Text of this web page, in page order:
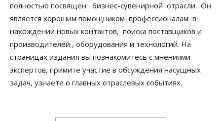
полностью посвящен бизнес-сувенирной отрасли. Он
является хорошим помощником профессионалам в
нахождении новых контактов, поиска поставщиков и
производителей , оборудования и технологий. На
страницах издания вы познакомитесь с мнениями
экспертов, примите участие в обсуждения насущных
задач, узнаете о главных отраслевых событиях.